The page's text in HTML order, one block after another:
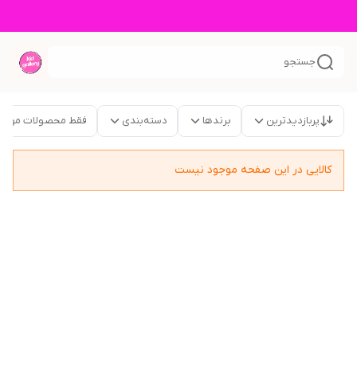
جستجو
پربازدیدترین برندها دسته‌بندی فقط محصولات
کالایی در این صفحه موجود نیست